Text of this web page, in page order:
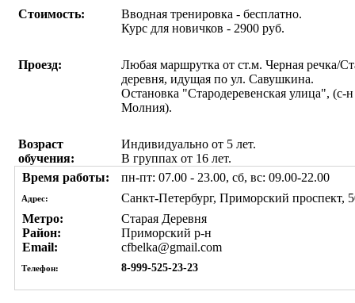
Стоимость:
Вводная тренировка - бесплатно.
Курс для новичков - 2900 руб.
Проезд:
Любая маршрутка от ст.м. Черная речка/
деревня, идущая по ул. Савушкина.
Остановка "Стародеревенская улица", (с-н
Молния).
Возраст
обучения:
Индивидуально от 5 лет.
В группах от 16 лет.
Время работы:
пн-пт: 07.00 - 23.00, сб, вс: 09.00-22.00
Адрес:
Санкт-Петербург, Приморский проспект,
Метро:
Старая Деревня
Район:
Приморский р-н
Email:
cfbelka@gmail.com
Телефон: 8-999-525-23-23